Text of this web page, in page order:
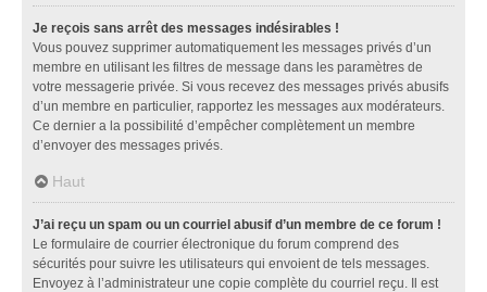
Je reçois sans arrêt des messages indésirables !
Vous pouvez supprimer automatiquement les messages privés d’un
membre en utilisant les filtres de message dans les paramètres de
votre messagerie privée. Si vous recevez des messages privés abusifs
d’un membre en particulier, rapportez les messages aux modérateurs.
Ce dernier a la possibilité d’empêcher complètement un membre
d’envoyer des messages privés.
Haut
J’ai reçu un spam ou un courriel abusif d’un membre de ce forum !
Le formulaire de courrier électronique du forum comprend des
sécurités pour suivre les utilisateurs qui envoient de tels messages.
Envoyez à l’administrateur une copie complète du courriel reçu. Il est